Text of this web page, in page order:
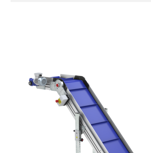
cannocchiali con cerniere in
alluminio pressofuso, gambe
in metallo zincato, ruote
con/senza freno (2+2)
modulare PP superficie blue